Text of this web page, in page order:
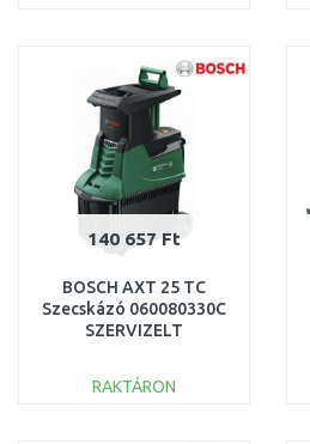
Összehasonlítás
140 657 Ft
BOSCH AXT 25 TC
Szecskázó 060080330C
SZERVIZELT
RAKTÁRON